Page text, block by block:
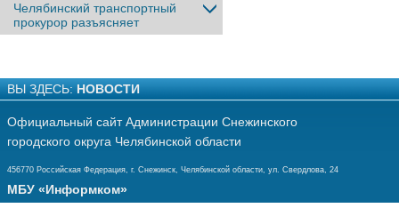
Челябинский транспортный
прокурор разъясняет
ВЫ ЗДЕСЬ: НОВОСТИ
Официальный сайт Администрации Снежинского
городского округа Челябинской области
456770 Российская Федерация, г. Снежинск, Челябинской области, ул. Свердлова, 24
МБУ «Информком»